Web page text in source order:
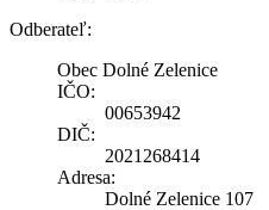
Odberateľ:
Obec Dolné Zelenice
IČO:
00653942
DIČ:
2021268414
Adresa:
Dolné Zelenice 107